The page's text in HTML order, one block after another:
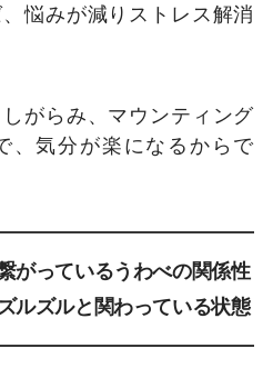
悩みが減りストレス解消
がらみ、マウンティング
、気分が楽になるからで
がっているうわべの関係性
ルズルと関わっている状態